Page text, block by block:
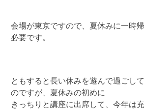
会場が東京ですので、夏休みに一時
必要です。
ともすると長い休みを遊んで過ごし
のですが、夏休みの初めに
きっちりと講座に出席して、今年は